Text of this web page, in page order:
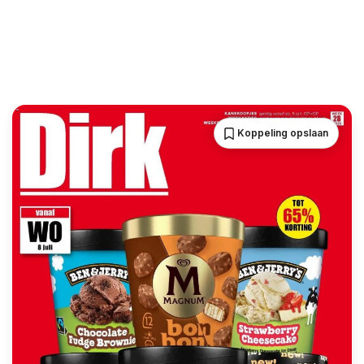
Koppeling opslaan